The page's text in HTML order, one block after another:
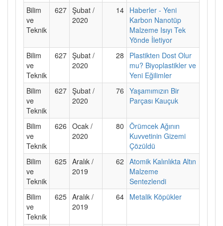
Bilim
ve
Teknik
627 Şubat /
2020
14 Haberler - Yeni
Karbon Nanotüp
Malzeme Isıyı Tek
Yönde İletiyor
Bilim
ve
Teknik
627 Şubat /
2020
28
Plastikten Dost Olur
mu? Biyoplastikler ve
Yeni Eğilimler
Bilim
ve
Teknik
627 Şubat /
2020
76 Yaşamımızın Bir
Parçası Kauçuk
Bilim
ve
Teknik
626 Ocak /
2020
80 Örümcek Ağının
Kuvvetinin Gizemi
Çözüldü
Bilim
ve
Teknik
625 Aralık /
2019
62 Atomik Kalınlıkta Altın
Malzeme
Sentezlendi
Bilim
ve
Teknik
625 Aralık /
2019
64 Metalik Köpükler